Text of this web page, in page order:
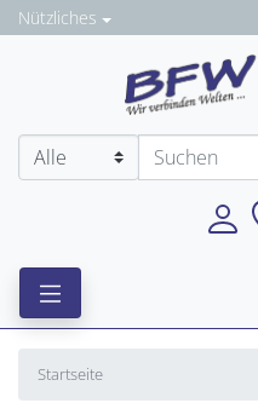
Nützliches
Startseite